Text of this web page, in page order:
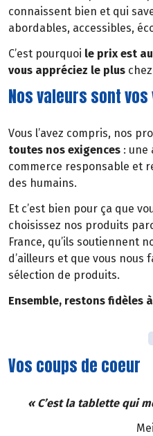
connaissent bien et qui
abordables, accessibles,
C’est pourquoi le prix est
vous appréciez le plus
Nos valeurs sont
Vous l’avez compris, nos
toutes nos exigences : une
commerce responsable et
des humains.
Et c’est bien pour ça que
choisissez nos produits
France, qu’ils soutiennent
d’ailleurs et que vous
sélection de produits.
Ensemble, restons fidèles
Vos coups de coeur
« C’est la tablette qui